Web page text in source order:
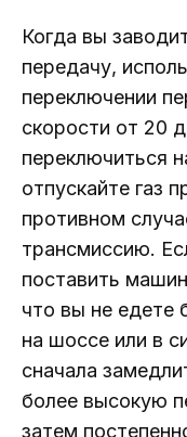
Когда вы
передачу,
переключении
скорости от 20
переключиться
отпускайте газ
противном
трансмиссию.
поставить
что вы не едете
на шоссе или в
сначала
более высокую
затем